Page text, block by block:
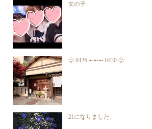
女の子
♧ 0426 ➸➸➸ 0430 ♧
21になりました。